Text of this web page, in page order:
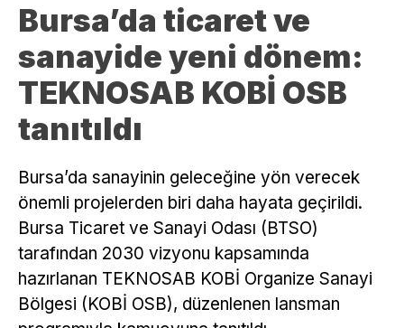
Bursa’da ticaret ve
sanayide yeni dönem:
TEKNOSAB KOBİ OSB
tanıtıldı
Bursa’da sanayinin geleceğine yön verecek
önemli projelerden biri daha hayata geçirildi.
Bursa Ticaret ve Sanayi Odası (BTSO)
tarafından 2030 vizyonu kapsamında
hazırlanan TEKNOSAB KOBİ Organize Sanayi
Bölgesi (KOBİ OSB), düzenlenen lansman